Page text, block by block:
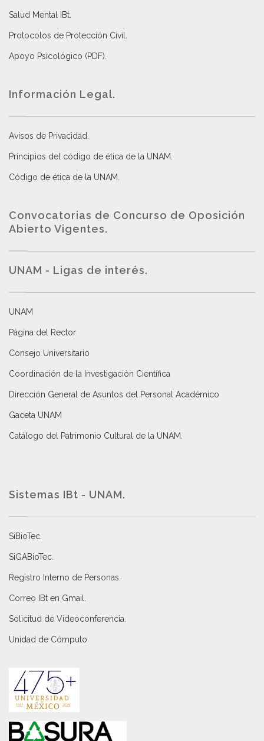
Salud Mental IBt
Protocolos de Protección Civil
Apoyo Psicológico (PDF)
Información Legal.
Avisos de Privacidad
Principios del código de ética de la UNAM
Código de ética de la UNAM
Convocatorias de Concurso de Oposición
Abierto Vigentes.
UNAM - Ligas de interés.
UNAM
Página del Rector
Consejo Universitario
Coordinación de la Investigación Científica
Dirección General de Asuntos del Personal Académico
Gaceta UNAM
Catálogo del Patrimonio Cultural de la UNAM.
Sistemas IBt - UNAM.
SiBioTec
SiGABioTec.
Registro Interno de Personas
Correo IBt en Gmail
Solicitud de Videoconferencia.
Unidad de Cómputo